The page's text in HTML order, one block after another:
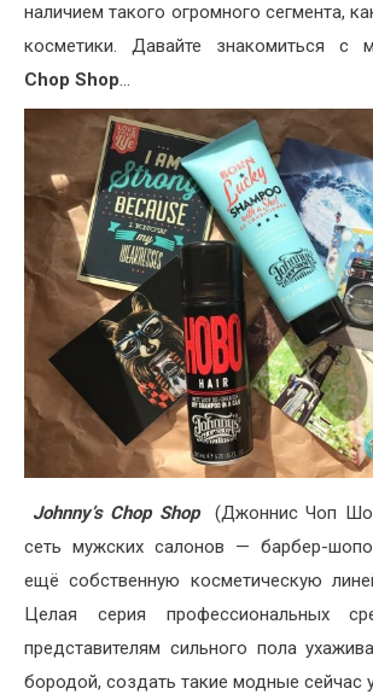
наличием такого огромного сегмента,
косметики. Давайте знакомиться с
Chop Shop…
Johnny’s Chop Shop(Джоннис Чоп
сеть мужских салонов — барбер-
ещё собственную косметическую
Целая серия профессиональных
представителям сильного пола
бородой, создать такие модные сейчас